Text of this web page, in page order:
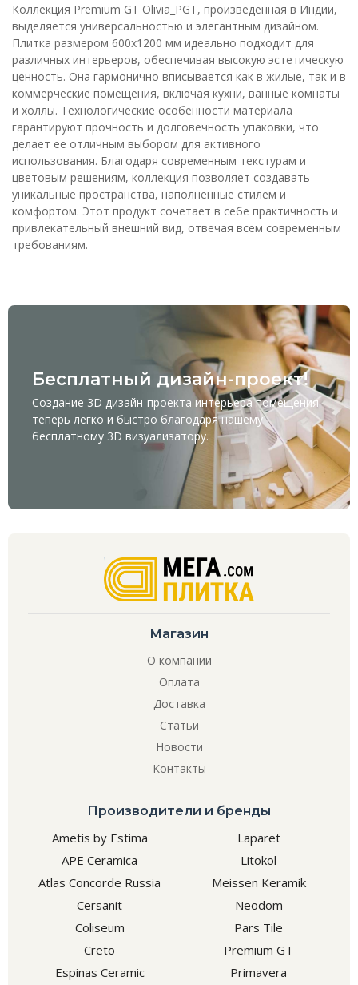
Коллекция Premium GT Olivia_PGT, произведенная в Индии,
выделяется универсальностью и элегантным дизайном.
Плитка размером 600x1200 мм идеально подходит для
различных интерьеров, обеспечивая высокую эстетическую
ценность. Она гармонично вписывается как в жилые, так и в
коммерческие помещения, включая кухни, ванные комнаты
и холлы. Технологические особенности материала
гарантируют прочность и долговечность упаковки, что
делает ее отличным выбором для активного
использования. Благодаря современным текстурам и
цветовым решениям, коллекция позволяет создавать
уникальные пространства, наполненные стилем и
комфортом. Этот продукт сочетает в себе практичность и
привлекательный внешний вид, отвечая всем современным
требованиям.
Бесплатный дизайн-проект!
Создание 3D дизайн-проекта интерьера помещения
теперь легко и быстро благодаря нашему
бесплатному 3D визуализатору.
Магазин
О компании
Оплата
Доставка
Статьи
Новости
Контакты
Производители и бренды
Ametis by Estima
APE Ceramica
Atlas Concorde Russia
Cersanit
Coliseum
Creto
Espinas Ceramic
Laparet
Litokol
Meissen Keramik
Neodom
Pars Tile
Premium GT
Primavera